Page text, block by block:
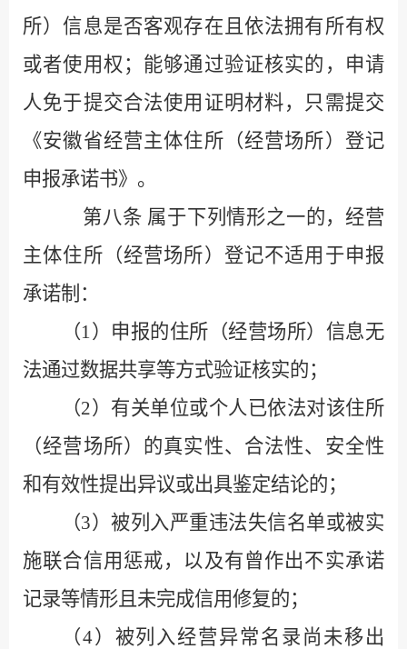
所）信息是否客观存在且依法拥有所有权
或者使用权；能够通过验证核实的，申请
人免于提交合法使用证明材料，只需提交
《安徽省经营主体住所（经营场所）登记
申报承诺书》。
第八条 属于下列情形之一的，经营
主体住所（经营场所）登记不适用于申报
承诺制：
（1 ）申报的住所（经营场所）信息无
法通过数据共享等方式验证核实的；
（2）有关单位或个人已依法对该住所
（经营场所）的真实性、合法性、安全性
和有效性提出异议或出具鉴定结论的；
（3）被列入严重违法失信名单或被实
施联合信用惩戒，以及有曾作出不实承诺
记录等情形且未完成信用修复的；
（4）被列入经营异常名录尚未移出